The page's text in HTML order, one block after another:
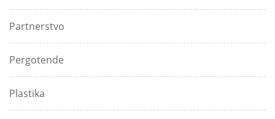
Partnerstvo
Pergotende
Plastika